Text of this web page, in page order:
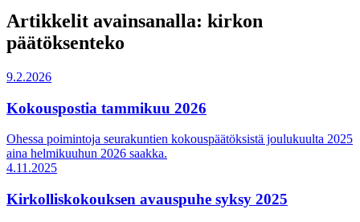
Artikkelit avainsanalla: kirkon
päätöksenteko
9.2.2026
Kokouspostia tammikuu 2026
Ohessa poimintoja seurakuntien kokouspäätöksistä joulukuulta 2025
aina helmikuuhun 2026 saakka.
4.11.2025
Kirkolliskokouksen avauspuhe syksy 2025